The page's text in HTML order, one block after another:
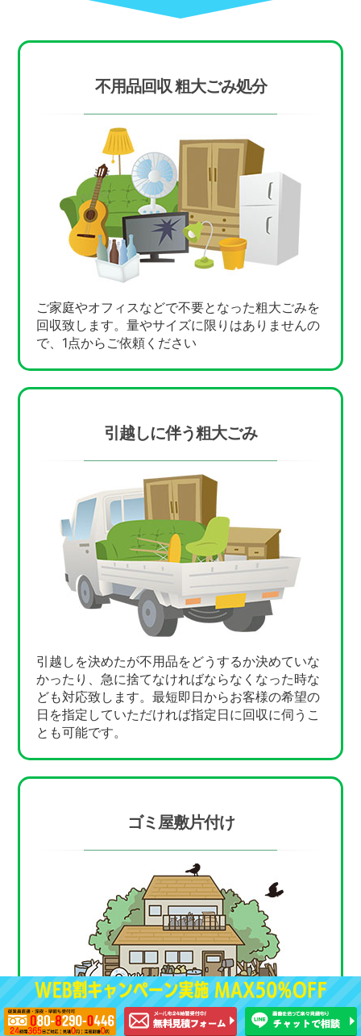
不用品回収 粗大ごみ処分
ご家庭やオフィスなどで不要となった粗大ごみを
回収致します。量やサイズに限りはありませんの
で、1点からご依頼ください
引越しに伴う粗大ごみ
引越しを決めたが不用品をどうするか決めていな
かったり、急に捨てなければならなくなった時な
ども対応致します。最短即日からお客様の希望の
日を指定していただければ指定日に回収に伺うこ
とも可能です。
ゴミ屋敷片付け